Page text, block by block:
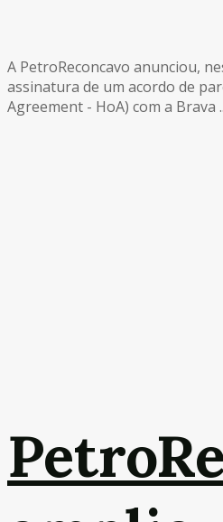
A PetroReconcavo anunciou,
assinatura de um acordo de
Agreement - HoA) com a Brava